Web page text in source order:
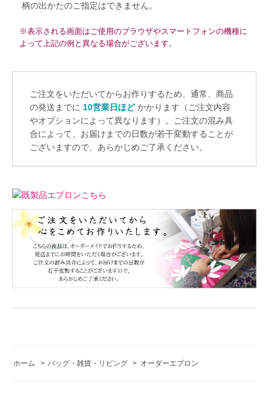
柄の出かたのご指定はできません。
※表示される画面はご使用のブラウザやスマートフォンの機種に
よって上記の例と異なる場合がございます。
ご注文をいただいてからお作りするため、通常、商品
の発送までに 10営業日ほどかかります（ご注文内容
やオプションによって異なります）。ご注文の混み具
合によって、お届けまでの日数が若干変動することが
ございますので、あらかじめご了承ください。
ホーム > バッグ・雑貨・リビング > オーダーエプロン